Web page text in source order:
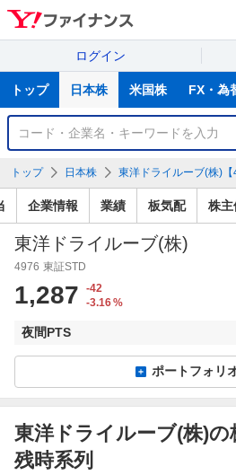
ログイン
サ
トップ 日本株 米国株 FX・為
銘
検
トップ 日本株 東洋ドライルーブ(株)【
企業情報 業績 板気配 株主
東洋ドライルーブ(株)
4976 東証STD
1,287
-42
-3.16%
夜間PTS
ポートフォリ
東洋ドライルーブ(株)の
残時系列
株
価